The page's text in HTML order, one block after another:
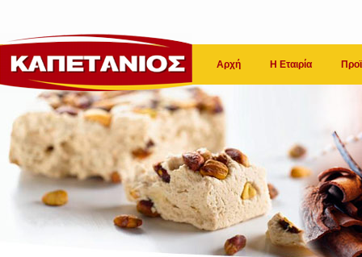
Αρχή Η Εταιρία